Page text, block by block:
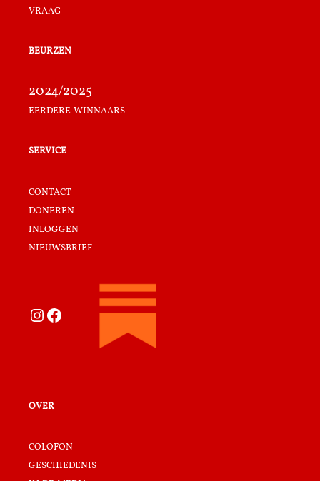
vraag
beurzen
2024/2025
eerdere winnaars
service
contact
doneren
inloggen
nieuwsbrief
Instagram Facebook
over
colofon
geschiedenis